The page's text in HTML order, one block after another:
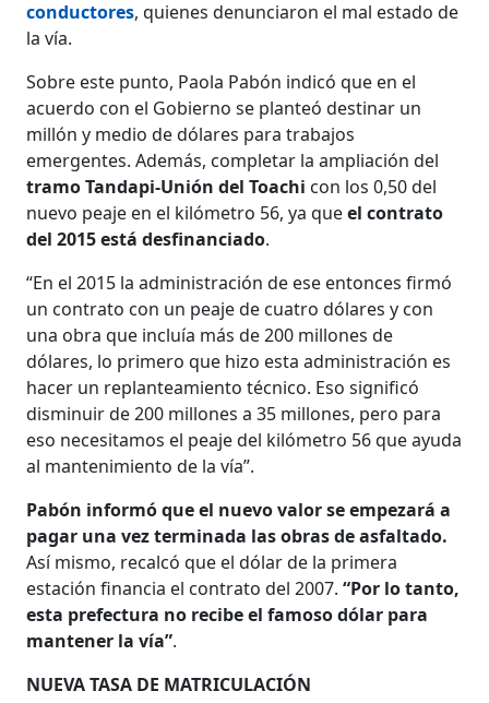
conductores, quienes denunciaron el mal estado de
la vía.
Sobre este punto, Paola Pabón indicó que en el
acuerdo con el Gobierno se planteó destinar un
millón y medio de dólares para trabajos
emergentes. Además, completar la ampliación del
tramo Tandapi-Unión del Toachi con los 0,50 del
nuevo peaje en el kilómetro 56, ya queel contrato
del 2015 está desfinanciado.
“En el 2015 la administración de ese entonces firmó
un contrato con un peaje de cuatro dólares y con
una obra que incluía más de 200 millones de
dólares, lo primero que hizo esta administración es
hacer un replanteamiento técnico. Eso significó
disminuir de 200 millones a 35 millones, pero para
eso necesitamos el peaje del kilómetro 56 que ayuda
al mantenimiento de la vía”.
Pabón informó que el nuevo valor se empezará a
pagar una vez terminada las obras de asfaltado.
Así mismo, recalcó que el dólar de la primera
estación financia el contrato del 2007.“Por lo tanto,
esta prefectura no recibe el famoso dólar para
mantener la vía”.
NUEVA TASA DE MATRICULACIÓN